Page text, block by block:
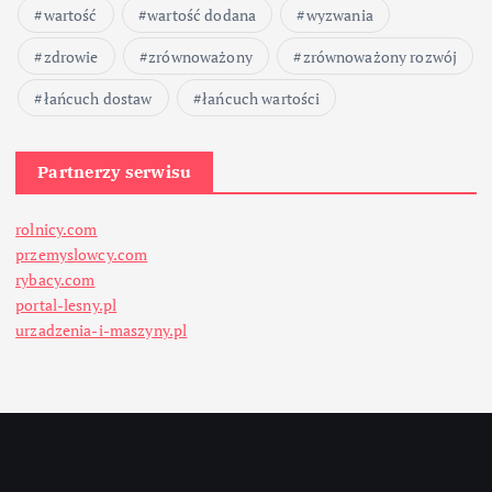
wartość wartość dodana
wyzwania
zdrowie
zrównoważony
zrównoważony rozwój
łańcuch dostaw
łańcuch wartości
Partnerzy serwisu
rolnicy.com
przemyslowcy.com
rybacy.com
portal-lesny.pl
urzadzenia-i-maszyny.pl